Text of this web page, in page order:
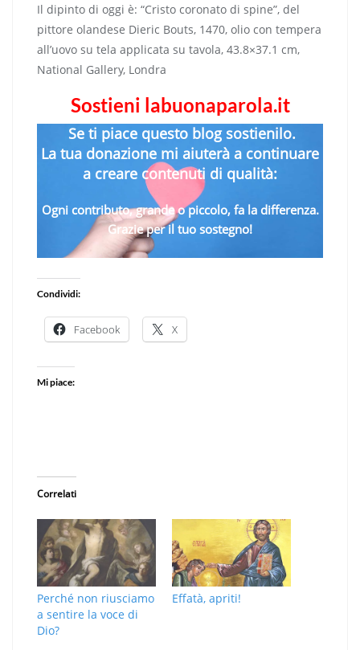
Il dipinto di oggi è: “Cristo coronato di spine”, del
pittore olandese Dieric Bouts, 1470, olio con tempera
all’uovo su tela applicata su tavola, 43.8×37.1 cm,
National Gallery, Londra
Sostieni labuonaparola.it
Se ti piace questo blog sostienilo.
La tua donazione mi aiuterà a continuare
a creare contenuti di qualità:
Ogni contributo, grande o piccolo, fa la differenza.
Grazie per il tuo sostegno!
Condividi:
Facebook X
Mi piace:
Correlati
Perché non riusciamo
a sentire la voce di
Dio?
Effatà, apriti!